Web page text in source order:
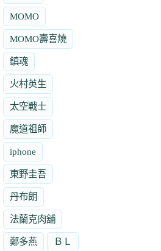
MOMO
MOMO壽喜燒
鎮魂
火村英生
太空戰士
魔道祖師
iphone
東野圭吾
丹布朗
法蘭克肉舖
鄭多燕 ＢＬ